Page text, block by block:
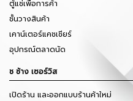
ตู้แช่เพื่อการค้า
ชั้นวางสินค้า
เคาน์เตอร์แคชเชียร์
อุปกรณ์ตลาดนัด
ช ช้าง เซอร์วิส
เปิดร้าน และออกแบบร้านค้าใหม่